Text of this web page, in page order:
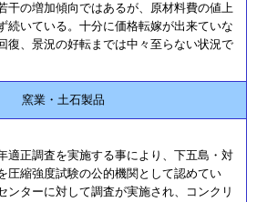
干の増加傾向ではあるが、原材料費の値上
続いている。十分に価格転嫁が出来ていな
復、景況の好転までは中々至らない状況で
窯業・土石製品
適正調査を実施する事により、下五島・対
圧縮強度試験の公的機関として認めてい
ンターに対して調査が実施され、コンクリ